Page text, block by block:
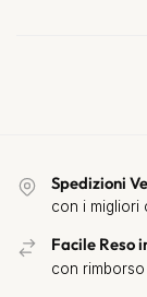
Spedizioni
con i migliori
Facile Reso
con